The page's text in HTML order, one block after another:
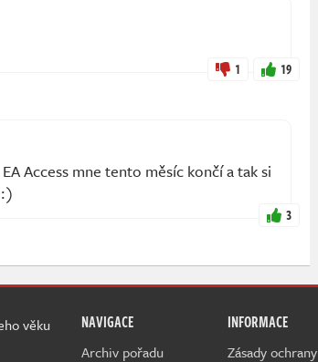
1 19
Access mne tento měsíc končí a tak si
3
NAVIGACE
Archiv pořadu
INFORMACE
Zásady ochrany
věku